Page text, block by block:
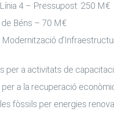
4 – Pressupost: 250 M€
Béns – 70 M€
per a activitats de
a la recuperació
fòssils per energies